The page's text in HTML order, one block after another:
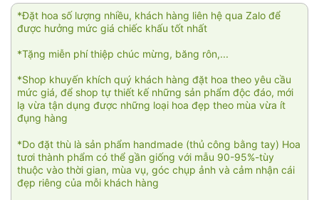
*Đặt hoa số lượng nhiều, khách hàng liên hệ qua Zalo để
được hưởng mức giá chiếc khấu tốt nhất
*Tặng miễn phí thiệp chúc mừng, băng rôn,...
*Shop khuyến khích quý khách hàng đặt hoa theo yêu cầu
mức giá, để shop tự thiết kế những sản phẩm độc đáo, mới
lạ vừa tận dụng được những loại hoa đẹp theo mùa vừa ít
đụng hàng
*Do đặt thù là sản phẩm handmade (thủ công bằng tay) Hoa
tươi thành phẩm có thể gần giống với mẫu 90-95%-tùy
thuộc vào thời gian, mùa vụ, góc chụp ảnh và cảm nhận cái
đẹp riêng của mỗi khách hàng